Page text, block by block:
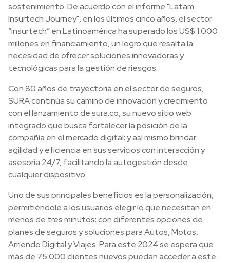
sostenimiento. De acuerdo con el informe "Latam
Insurtech Journey", en los últimos cinco años, el sector
“insurtech” en Latinoamérica ha superado los US$ 1.000
millones en financiamiento, un logro que resalta la
necesidad de ofrecer soluciones innovadoras y
tecnológicas para la gestión de riesgos.
Con 80 años de trayectoria en el sector de seguros,
SURA continúa su camino de innovación y crecimiento
con el lanzamiento de sura.co, su nuevo sitio web
integrado que busca fortalecer la posición de la
compañía en el mercado digital; y así mismo brindar
agilidad y eficiencia en sus servicios con interacción y
asesoría 24/7, facilitando la autogestión desde
cualquier dispositivo.
Uno de sus principales beneficios es la personalización,
permitiéndole a los usuarios elegir lo que necesitan en
menos de tres minutos; con diferentes opciones de
planes de seguros y soluciones para Autos, Motos,
Arriendo Digital y Viajes. Para este 2024 se espera que
más de 75.000 clientes nuevos puedan acceder a este